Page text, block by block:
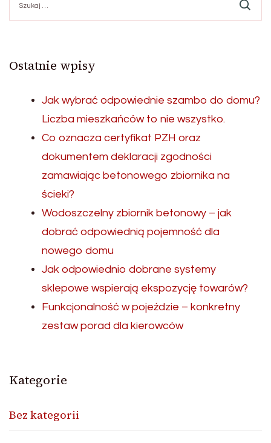
Ostatnie wpisy
Jak wybrać odpowiednie szambo do domu?
Liczba mieszkańców to nie wszystko.
Co oznacza certyfikat PZH oraz
dokumentem deklaracji zgodności
zamawiając betonowego zbiornika na
ścieki?
Wodoszczelny zbiornik betonowy – jak
dobrać odpowiednią pojemność dla
nowego domu
Jak odpowiednio dobrane systemy
sklepowe wspierają ekspozycję towarów?
Funkcjonalność w pojeździe – konkretny
zestaw porad dla kierowców
Kategorie
Bez kategorii